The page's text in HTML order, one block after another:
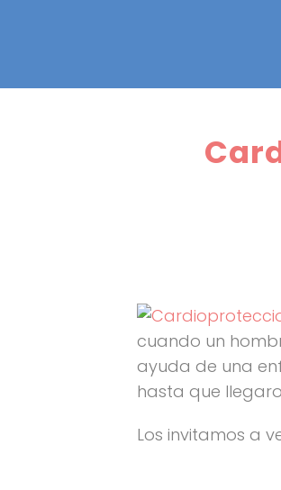
cuando un
ayuda de una
hasta que
Los invitamos a